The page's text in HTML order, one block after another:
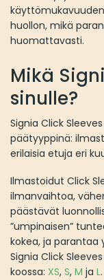
huollon, mikä
huomattavasti.
Mikä
sinulle?
Signia Click
päätyyppinä:
erilaisia etuja eri
Ilmastoidut Click
ilmanvaihtoa,
päästävät
”umpinaisen”
kokea, ja
Signia Click
koossa: XS, S, M ja L.